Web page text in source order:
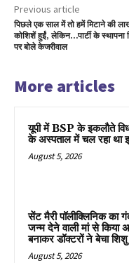
Previous article
पिछले एक साल में तो हमें मिटाने की
कोशिशें हुईं, लेकिन…पार्टी के स्थापना
पर बोले केजरीवाल
More articles
यूपी में BSP के इकलाैते
के अस्पताल में चल रहा था
August 5, 2026
सेंट मैरी पॉलीक्लिनिक का
जन्म देने वाली मां से किया
बनाकर डॉक्टरों ने बेचा शिशु
August 5, 2026